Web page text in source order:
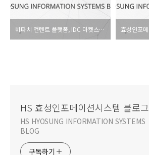
히타치 컨텐트 플랫폼, IDC 마켓스케이프 보고서에서 오브젝트 스토리지 리더로 연속 선정
HS 효성인포메이션시스템 블로그
HS HYOSUNG INFORMATION SYSTEMS
BLOG
구독하기